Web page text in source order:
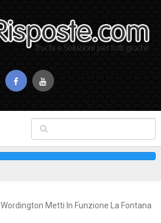
Wordington Metti In Funzione La Fontana